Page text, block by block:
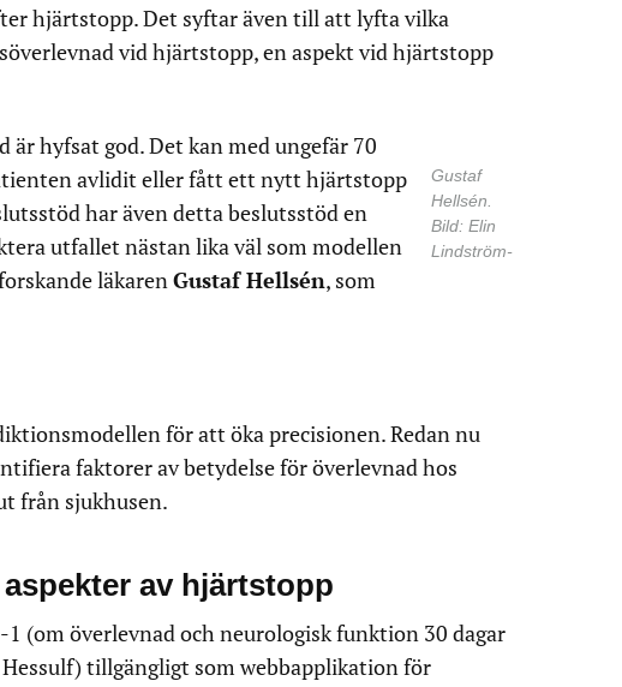
hjärtstopp. Det syftar även till att lyfta vilka
vid hjärtstopp, en aspekt vid hjärtstopp
Gustaf
Hellsén.
Bild: Elin
Lindström-
hyfsat god. Det kan med ungefär 70
avlidit eller fått ett nytt hjärtstopp
har även detta beslutsstöd en
utfallet nästan lika väl som modellen
läkarenGustaf Hellsén, som
för att öka precisionen. Redan nu
faktorer av betydelse för överlevnad hos
från sjukhusen.
av hjärtstopp
1 (om överlevnad och neurologisk funktion 30 dagar
tillgängligt som webbapplikation för